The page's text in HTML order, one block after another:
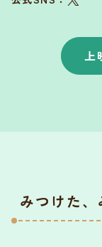
上
みつけた